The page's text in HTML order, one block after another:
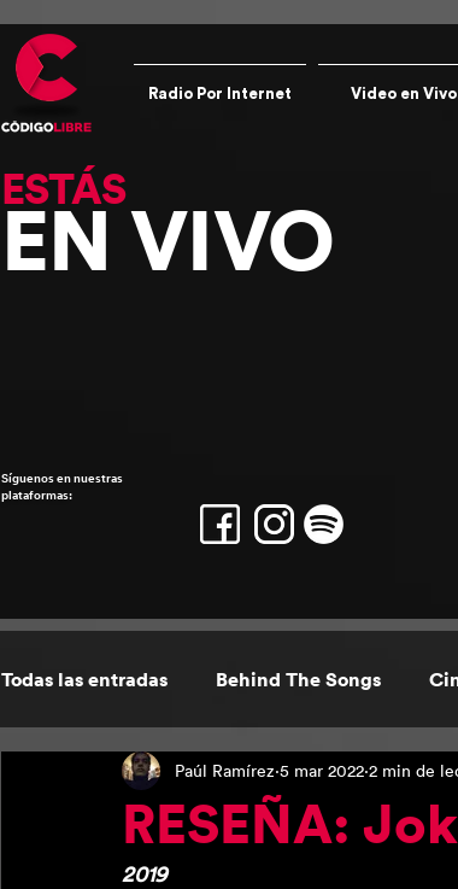
Radio Por Internet Video en Vivo
ESTÁS
EN VIVO
Síguenos en nuestras
plataformas:
Todas las entradas Behind The Songs
Por Escrito Las ventanas de Cecilia
RESEÑA:
Paúl Ramírez 5 mar 2022 2 min de
2019